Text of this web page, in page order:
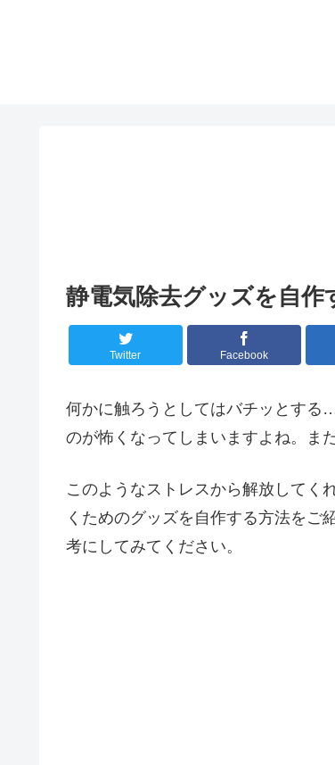
静電気除去グッズを自作
Twitter Facebook
何かに触ろうとしてはバチッとする
のが怖くなってしまいますよね。ま
このようなストレスから解放してく
くためのグッズを自作する方法をご
考にしてみてください。